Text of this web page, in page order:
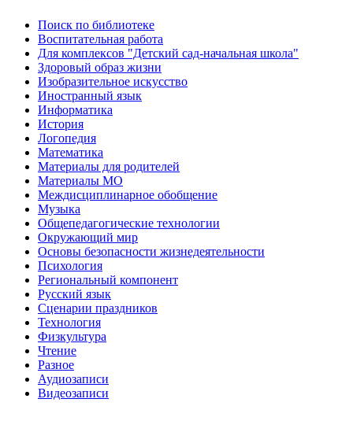
Поиск по библиотеке
Воспитательная работа
Для комплексов "Детский сад-начальная школа"
Здоровый образ жизни
Изобразительное искусство
Иностранный язык
Информатика
История
Логопедия
Математика
Материалы для родителей
Материалы МО
Междисциплинарное обобщение
Музыка
Общепедагогические технологии
Окружающий мир
Основы безопасности жизнедеятельности
Психология
Региональный компонент
Русский язык
Сценарии праздников
Технология
Физкультура
Чтение
Разное
Аудиозаписи
Видеозаписи